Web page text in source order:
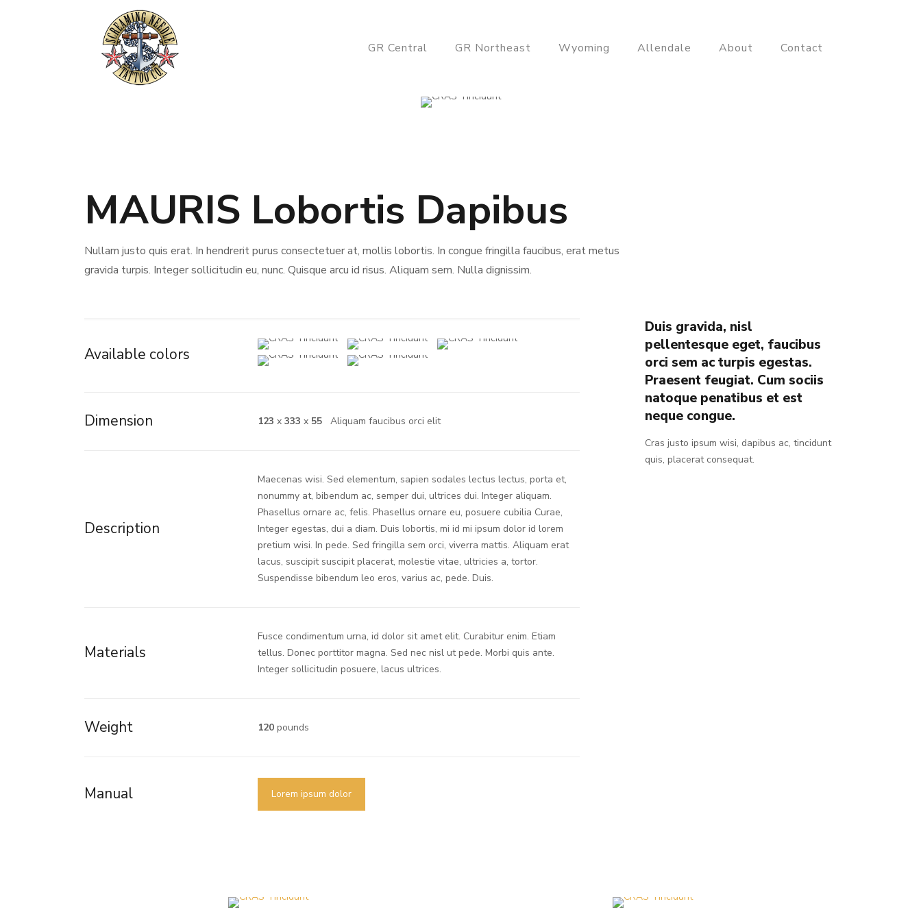
GR Central GR Northeast Wyoming Allendale About Contact
MAURIS Lobortis Dapibus
Nullam justo quis erat. In hendrerit purus consectetuer at, mollis lobortis. In congue fringilla faucibus, erat metus
gravida turpis. Integer sollicitudin eu, nunc. Quisque arcu id risus. Aliquam sem. Nulla dignissim.
Available colors
Dimension 123 x 333 x 55 Aliquam faucibus orci elit
Description
Maecenas wisi. Sed elementum, sapien sodales lectus lectus, porta et,
nonummy at, bibendum ac, semper dui, ultrices dui. Integer aliquam.
Phasellus ornare ac, felis. Phasellus ornare eu, posuere cubilia Curae,
Integer egestas, dui a diam. Duis lobortis, mi id mi ipsum dolor id lorem
pretium wisi. In pede. Sed fringilla sem orci, viverra mattis. Aliquam erat
lacus, suscipit suscipit placerat, molestie vitae, ultricies a, tortor.
Suspendisse bibendum leo eros, varius ac, pede. Duis.
Materials
Fusce condimentum urna, id dolor sit amet elit. Curabitur enim. Etiam
tellus. Donec porttitor magna. Sed nec nisl ut pede. Morbi quis ante.
Integer sollicitudin posuere, lacus ultrices.
Weight 120 pounds
Manual Lorem ipsum dolor
Duis gravida, nisl
pellentesque eget, faucibus
orci sem ac turpis egestas.
Praesent feugiat. Cum sociis
natoque penatibus et est
neque congue.
Cras justo ipsum wisi, dapibus ac, tincidunt
quis, placerat consequat.